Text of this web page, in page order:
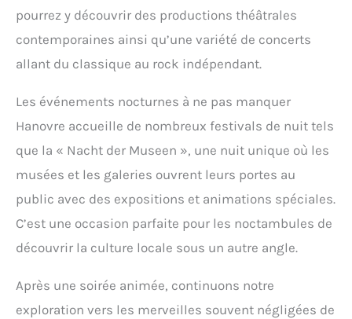
pourrez y découvrir des productions théâtrales
contemporaines ainsi qu’une variété de concerts
allant du classique au rock indépendant.
Les événements nocturnes à ne pas manquer
Hanovre accueille de nombreux festivals de nuit tels
que la « Nacht der Museen », une nuit unique où les
musées et les galeries ouvrent leurs portes au
public avec des expositions et animations spéciales.
C’est une occasion parfaite pour les noctambules de
découvrir la culture locale sous un autre angle.
Après une soirée animée, continuons notre
exploration vers les merveilles souvent négligées de